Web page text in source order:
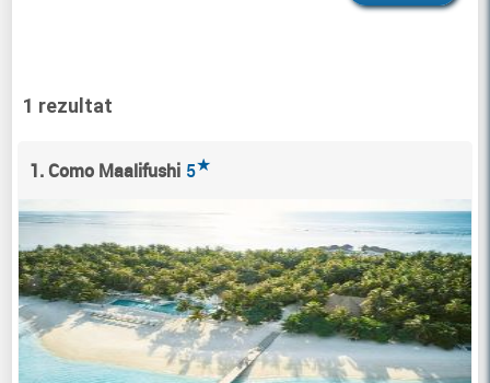
1 rezultat
1. Como Maalifushi 5★